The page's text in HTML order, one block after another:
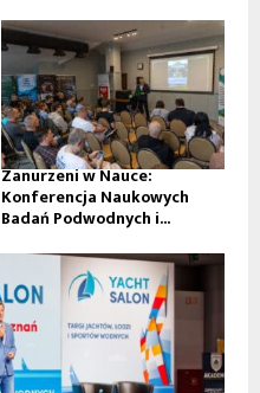
Zanurzeni w Nauce:
Konferencja Naukowych
Badań Podwodnych i...